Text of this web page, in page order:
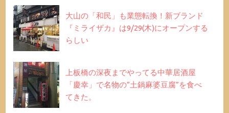
大山の「和民」も業態転換！新ブランド
『ミライザカ』は9/29(木)にオープンする
らしい
上板橋の深夜までやってる中華居酒屋
「慶幸」で名物の”土鍋麻婆豆腐”を食べ
てきた。